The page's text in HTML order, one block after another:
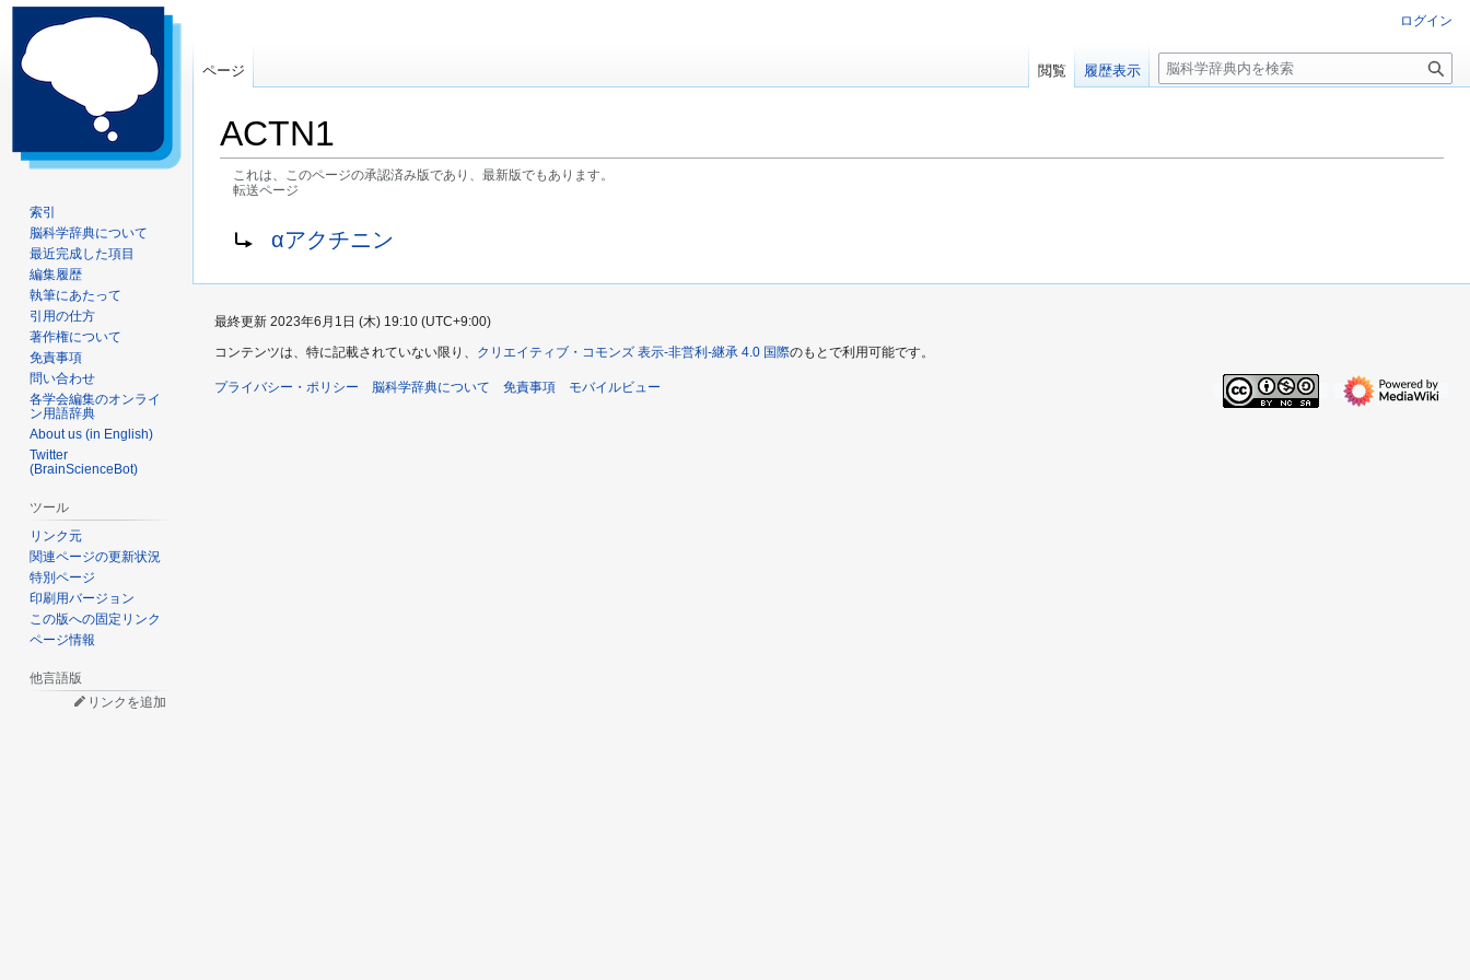
ACTN1
これは、このページの承認済み版であり、最新版でもあります。
転送ページ
シ
ョ
に
動
転送先: αアクチニン
ログイン
ページ 閲覧 履歴表示
検
索
索引
脳科学辞典について
最近完成した項目
編集履歴
執筆にあたって
引用の仕方
著作権について
免責事項
問い合わせ
各学会編集のオンライ
ン用語辞典
About us (in English)
Twitter
(BrainScienceBot)
ツール
リンク元
関連ページの更新状況
特別ページ
印刷用バージョン
この版への固定リンク
ページ情報
他言語版
リンクを追加
最終更新 2023年6月1日 (木) 19:10 (UTC+9:00)
コンテンツは、特に記載されていない限り、 クリエイティブ・コモンズ 表示-非営利-継承 4.0 国際のもとで利用可能です。
プライバシー・ポリシー 脳科学辞典について 免責事項 モバイルビュー